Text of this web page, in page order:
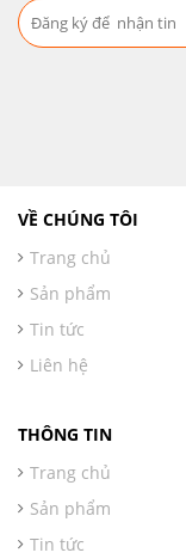
VỀ CHÚNG TÔI
Trang chủ
Sản phẩm
Tin tức
Liên hệ
THÔNG TIN
Trang chủ
Sản phẩm
Tin tức